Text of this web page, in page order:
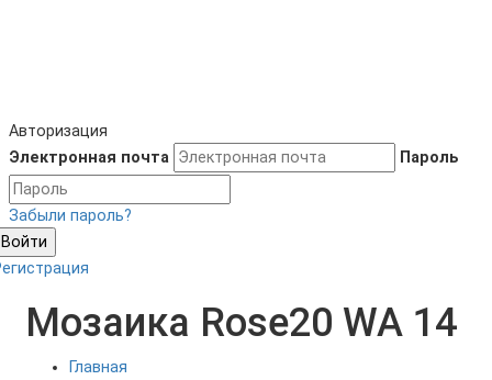
Авторизация
Электронная почта
Пароль
Забыли пароль?
Войти
Мозаика Rose20 WA 14
Главная